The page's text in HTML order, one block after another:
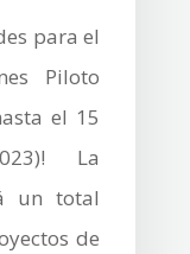
para el
Piloto
el 15
La
un total
de